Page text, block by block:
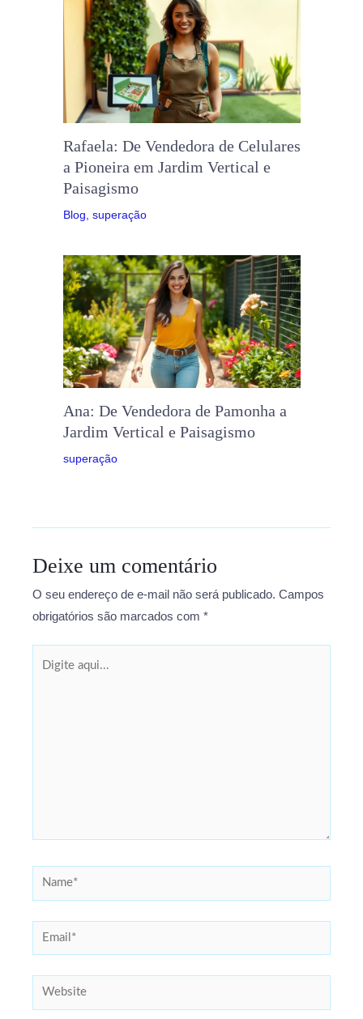
Rafaela: De Vendedora de Celulares
a Pioneira em Jardim Vertical e
Paisagismo
Blog superação
Ana: De Vendedora de Pamonha a
Jardim Vertical e Paisagismo
superação
Deixe um comentário
O seu endereço de e-mail não será publicado. Campos
obrigatórios são marcados com *
Name*
Email*
Website